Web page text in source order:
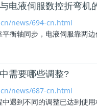
电液伺服数控折弯机
news/694-cn.html
衡轴同步，电液伺服靠两
需要哪些调整?
news/687-cn.html
遇到不同的调整已达到使